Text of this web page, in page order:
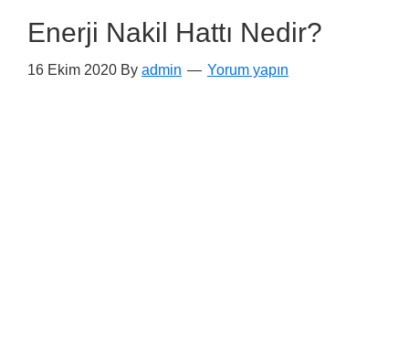
Enerji Nakil Hattı Nedir?
16 Ekim 2020 By admin Yorum yapın